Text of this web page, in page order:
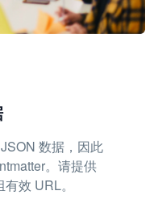
数据，因此
。请提供
效 URL。